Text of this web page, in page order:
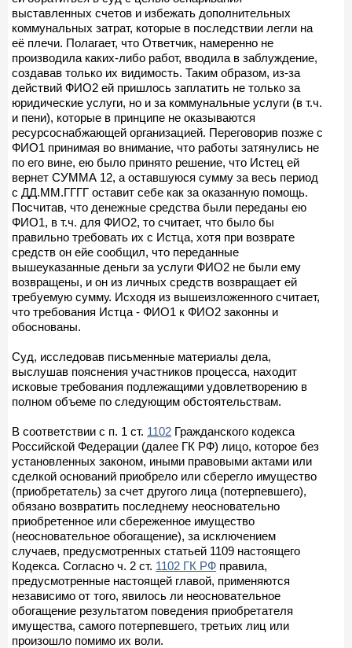
выставленных счетов и избежать дополнительных
коммунальных затрат, которые в последствии легли на
её плечи. Полагает, что Ответчик, намеренно не
производила каких-либо работ, вводила в заблуждение,
создавав только их видимость. Таким образом, из-за
действий ФИО2 ей пришлось заплатить не только за
юридические услуги, но и за коммунальные услуги (в т.ч.
и пени), которые в принципе не оказываются
ресурсоснабжающей организацией. Переговорив позже с
ФИО1 принимая во внимание, что работы затянулись не
по его вине, ею было принято решение, что Истец ей
вернет СУММА 12, а оставшуюся сумму за весь период
с ДД.ММ.ГГГГ оставит себе как за оказанную помощь.
Посчитав, что денежные средства были переданы ею
ФИО1, в т.ч. для ФИО2, то считает, что было бы
правильно требовать их с Истца, хотя при возврате
средств он ейе сообщил, что переданные
вышеуказанные деньги за услуги ФИО2 не были ему
возвращены, и он из личных средств возвращает ей
требуемую сумму. Исходя из вышеизложенного считает,
что требования Истца - ФИО1 к ФИО2 законны и
обоснованы.
Суд, исследовав письменные материалы дела,
выслушав пояснения участников процесса, находит
исковые требования подлежащими удовлетворению в
полном объеме по следующим обстоятельствам.
В соответствии с п. 1 ст. 1102 Гражданского кодекса
Российской Федерации (далее ГК РФ) лицо, которое без
установленных законом, иными правовыми актами или
сделкой оснований приобрело или сберегло имущество
(приобретатель) за счет другого лица (потерпевшего),
обязано возвратить последнему неосновательно
приобретенное или сбереженное имущество
(неосновательное обогащение), за исключением
случаев, предусмотренных статьей 1109 настоящего
Кодекса. Согласно ч. 2 ст. 1102 ГК РФ правила,
предусмотренные настоящей главой, применяются
независимо от того, явилось ли неосновательное
обогащение результатом поведения приобретателя
имущества, самого потерпевшего, третьих лиц или
произошло помимо их воли.